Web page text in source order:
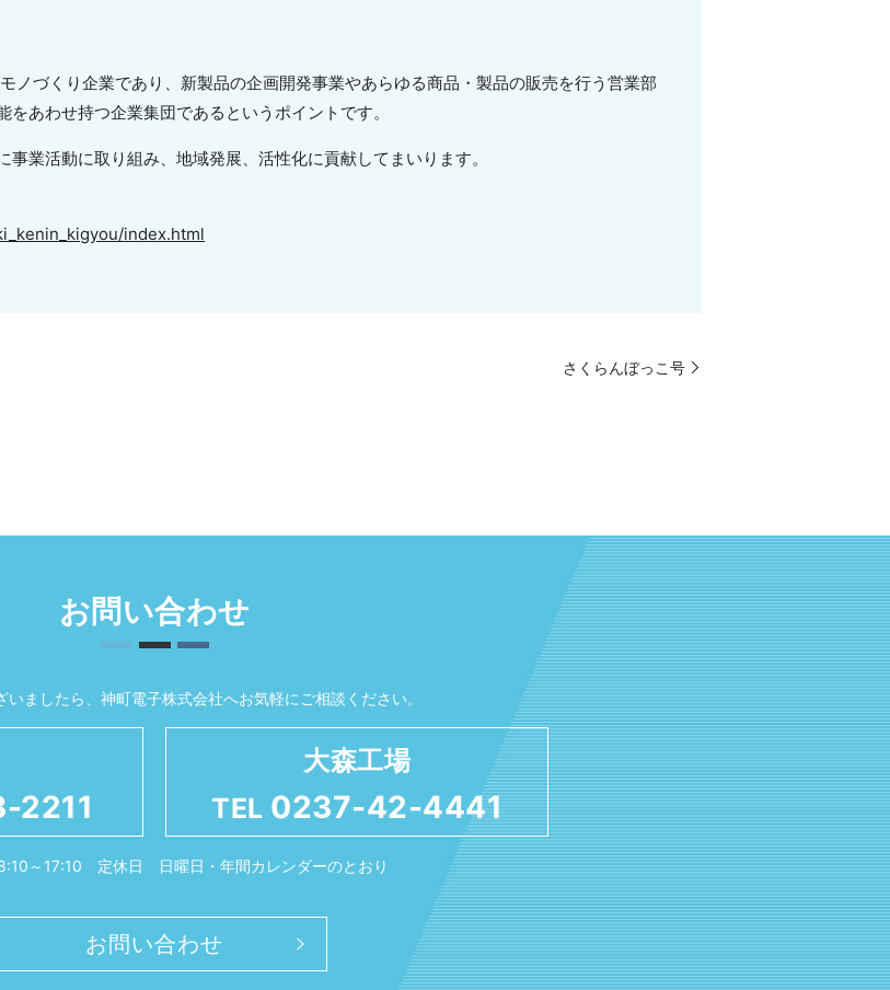
ノづくり企業であり、新製品の企画開発事業やあらゆる商品・製品の販売を行う営業部
あわせ持つ企業集団であるというポイントです。
業活動に取り組み、地域発展、活性化に貢献してまいります。
index.html
さくらんぼっこ号
お問い合わせ
ましたら、 神町電子株式会社へお気軽にご相談ください。
2211
大森工場
TEL 0237-42-4441
～17:10 定休日 日曜日・年間カレンダーのとおり
お問い合わせ